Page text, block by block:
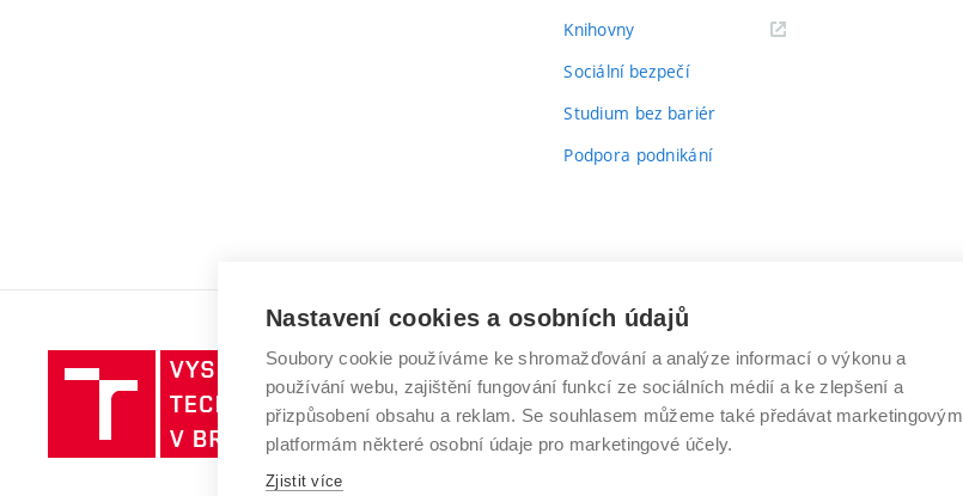
Knihovny(externí
Sociální bezpečí
Studium bez bariér
Podpora podnikání
Vysoké
učení
technické
v
VYSOKÉ UČENÍ TECHNICKÉ V BRNĚ
Antonínská 548/1
602 00 Brno
www.vut.cz
Nastavení cookies a osobních údajů
Soubory cookie používáme ke shromažďování a analýze informací o výkonu a
používání webu, zajištění fungování funkcí ze sociálních médií a ke zlepšení a
přizpůsobení obsahu a reklam. Se souhlasem můžeme také předávat marketingovým
platformám některé osobní údaje pro marketingové účely.
Zjistit více